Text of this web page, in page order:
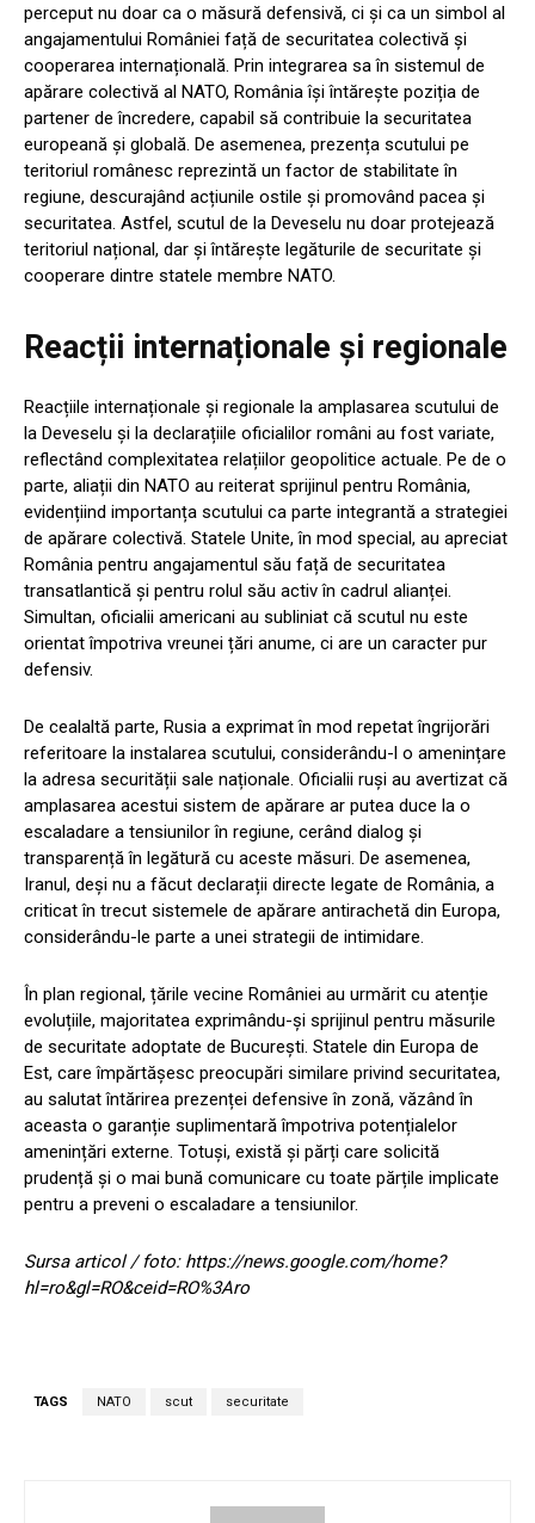
perceput nu doar ca o măsură defensivă, ci și ca un simbol al
angajamentului României față de securitatea colectivă și
cooperarea internațională. Prin integrarea sa în sistemul de
apărare colectivă al NATO, România își întărește poziția de
partener de încredere, capabil să contribuie la securitatea
europeană și globală. De asemenea, prezența scutului pe
teritoriul românesc reprezintă un factor de stabilitate în
regiune, descurajând acțiunile ostile și promovând pacea și
securitatea. Astfel, scutul de la Deveselu nu doar protejează
teritoriul național, dar și întărește legăturile de securitate și
cooperare dintre statele membre NATO.
Reacții internaționale și regionale
Reacțiile internaționale și regionale la amplasarea scutului de
la Deveselu și la declarațiile oficialilor români au fost variate,
reflectând complexitatea relațiilor geopolitice actuale. Pe de o
parte, aliații din NATO au reiterat sprijinul pentru România,
evidențiind importanța scutului ca parte integrantă a strategiei
de apărare colectivă. Statele Unite, în mod special, au apreciat
România pentru angajamentul său față de securitatea
transatlantică și pentru rolul său activ în cadrul alianței.
Simultan, oficialii americani au subliniat că scutul nu este
orientat împotriva vreunei țări anume, ci are un caracter pur
defensiv.
De cealaltă parte, Rusia a exprimat în mod repetat îngrijorări
referitoare la instalarea scutului, considerându-l o amenințare
la adresa securității sale naționale. Oficialii ruși au avertizat că
amplasarea acestui sistem de apărare ar putea duce la o
escaladare a tensiunilor în regiune, cerând dialog și
transparență în legătură cu aceste măsuri. De asemenea,
Iranul, deși nu a făcut declarații directe legate de România, a
criticat în trecut sistemele de apărare antirachetă din Europa,
considerându-le parte a unei strategii de intimidare.
În plan regional, țările vecine României au urmărit cu atenție
evoluțiile, majoritatea exprimându-și sprijinul pentru măsurile
de securitate adoptate de București. Statele din Europa de
Est, care împărtășesc preocupări similare privind securitatea,
au salutat întărirea prezenței defensive în zonă, văzând în
aceasta o garanție suplimentară împotriva potențialelor
amenințări externe. Totuși, există și părți care solicită
prudență și o mai bună comunicare cu toate părțile implicate
pentru a preveni o escaladare a tensiunilor.
Sursa articol / foto: https://news.google.com/home?
hl=ro&gl=RO&ceid=RO%3Aro
TAGS NATO scut securitate